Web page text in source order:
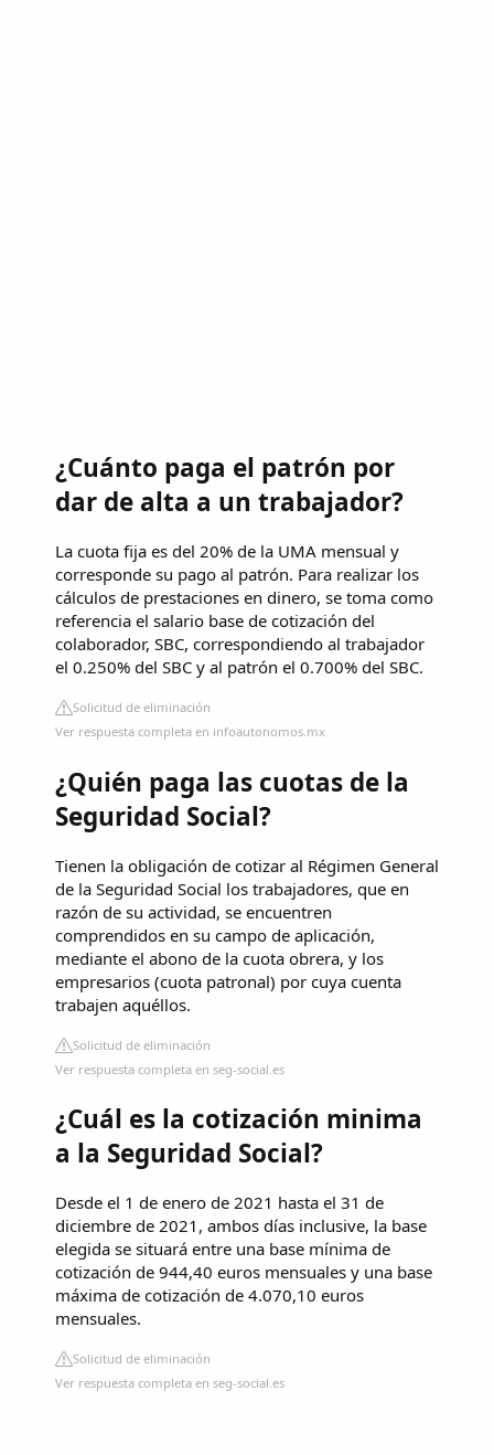
¿Cuánto paga el patrón por
dar de alta a un trabajador?
La cuota fija es del 20% de la UMA mensual y
corresponde su pago al patrón. Para realizar los
cálculos de prestaciones en dinero, se toma como
referencia el salario base de cotización del
colaborador, SBC, correspondiendo al trabajador
el 0.250% del SBC y al patrón el 0.700% del SBC.
Solicitud de eliminación
Ver respuesta completa en infoautonomos.mx
¿Quién paga las cuotas de la
Seguridad Social?
Tienen la obligación de cotizar al Régimen General
de la Seguridad Social los trabajadores, que en
razón de su actividad, se encuentren
comprendidos en su campo de aplicación,
mediante el abono de la cuota obrera, y los
empresarios (cuota patronal) por cuya cuenta
trabajen aquéllos.
Solicitud de eliminación
Ver respuesta completa en seg-social.es
¿Cuál es la cotización minima
a la Seguridad Social?
Desde el 1 de enero de 2021 hasta el 31 de
diciembre de 2021, ambos días inclusive, la base
elegida se situará entre una base mínima de
cotización de 944,40 euros mensuales y una base
máxima de cotización de 4.070,10 euros
mensuales.
Solicitud de eliminación
Ver respuesta completa en seg-social.es